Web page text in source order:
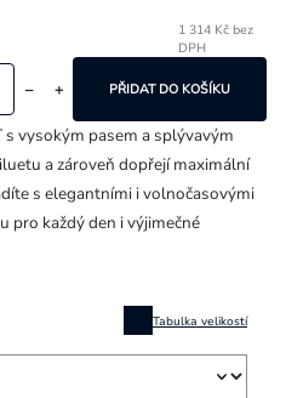
1 314 Kč bez
DPH
Tabulka velikostí
PŘIDAT DO KOŠÍKU
vysokým pasem a splývavým
a zároveň dopřejí maximální
s elegantními i volnočasovými
pro každý den i výjimečné